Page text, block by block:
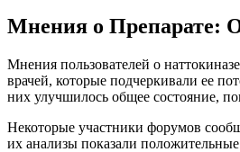
Мнения о Препарате:
Мнения пользователей о
врачей, которые подчеркивали ее
них улучшилось общее состояние,
Некоторые участники форумов
их анализы показали